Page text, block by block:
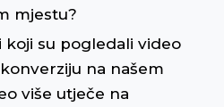
mjestu?
koji su pogledali video
na našem
više utječe na